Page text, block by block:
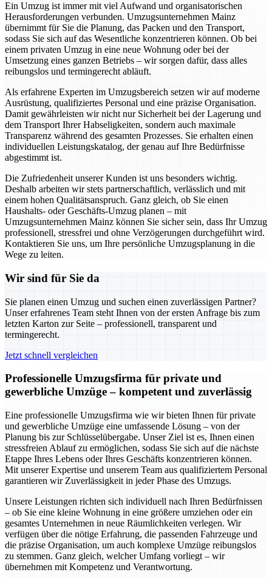
Ein Umzug ist immer mit viel Aufwand und organisatorischen
Herausforderungen verbunden. Umzugsunternehmen Mainz
übernimmt für Sie die Planung, das Packen und den Transport,
sodass Sie sich auf das Wesentliche konzentrieren können. Ob bei
einem privaten Umzug in eine neue Wohnung oder bei der
Umsetzung eines ganzen Betriebs – wir sorgen dafür, dass alles
reibungslos und termingerecht abläuft.
Als erfahrene Experten im Umzugsbereich setzen wir auf moderne
Ausrüstung, qualifiziertes Personal und eine präzise Organisation.
Damit gewährleisten wir nicht nur Sicherheit bei der Lagerung und
dem Transport Ihrer Habseligkeiten, sondern auch maximale
Transparenz während des gesamten Prozesses. Sie erhalten einen
individuellen Leistungskatalog, der genau auf Ihre Bedürfnisse
abgestimmt ist.
Die Zufriedenheit unserer Kunden ist uns besonders wichtig.
Deshalb arbeiten wir stets partnerschaftlich, verlässlich und mit
einem hohen Qualitätsanspruch. Ganz gleich, ob Sie einen
Haushalts- oder Geschäfts-Umzug planen – mit
Umzugsunternehmen Mainz können Sie sicher sein, dass Ihr Umzug
professionell, stressfrei und ohne Verzögerungen durchgeführt wird.
Kontaktieren Sie uns, um Ihre persönliche Umzugsplanung in die
Wege zu leiten.
Wir sind für Sie da
Sie planen einen Umzug und suchen einen zuverlässigen Partner?
Unser erfahrenes Team steht Ihnen von der ersten Anfrage bis zum
letzten Karton zur Seite – professionell, transparent und
termingerecht.
Jetzt schnell vergleichen
Professionelle Umzugsfirma für private und
gewerbliche Umzüge – kompetent und zuverlässig
Eine professionelle Umzugsfirma wie wir bieten Ihnen für private
und gewerbliche Umzüge eine umfassende Lösung – von der
Planung bis zur Schlüsselübergabe. Unser Ziel ist es, Ihnen einen
stressfreien Ablauf zu ermöglichen, sodass Sie sich auf die nächste
Etappe Ihres Lebens oder Ihres Geschäfts konzentrieren können.
Mit unserer Expertise und unserem Team aus qualifiziertem Personal
garantieren wir Zuverlässigkeit in jeder Phase des Umzugs.
Unsere Leistungen richten sich individuell nach Ihren Bedürfnissen
– ob Sie eine kleine Wohnung in eine größere umziehen oder ein
gesamtes Unternehmen in neue Räumlichkeiten verlegen. Wir
verfügen über die nötige Erfahrung, die passenden Fahrzeuge und
die präzise Organisation, um auch komplexe Umzüge reibungslos
zu stemmen. Ganz gleich, welcher Umfang vorliegt – wir
übernehmen mit Kompetenz und Verantwortung.